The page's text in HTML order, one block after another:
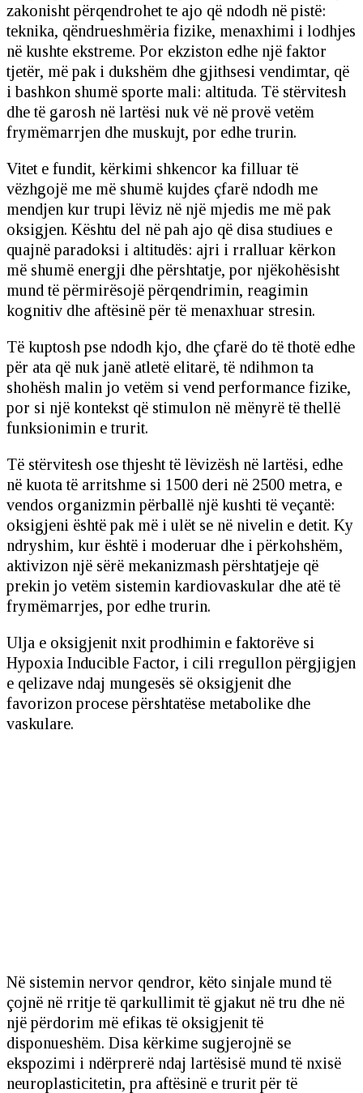
zakonisht përqendrohet te ajo që ndodh në pistë:
teknika, qëndrueshmëria fizike, menaxhimi i lodhjes
në kushte ekstreme. Por ekziston edhe një faktor
tjetër, më pak i dukshëm dhe gjithsesi vendimtar, që
i bashkon shumë sporte mali: altituda. Të stërvitesh
dhe të garosh në lartësi nuk vë në provë vetëm
frymëmarrjen dhe muskujt, por edhe trurin.
Vitet e fundit, kërkimi shkencor ka filluar të
vëzhgojë me më shumë kujdes çfarë ndodh me
mendjen kur trupi lëviz në një mjedis me më pak
oksigjen. Kështu del në pah ajo që disa studiues e
quajnë paradoksi i altitudës: ajri i rralluar kërkon
më shumë energji dhe përshtatje, por njëkohësisht
mund të përmirësojë përqendrimin, reagimin
kognitiv dhe aftësinë për të menaxhuar stresin.
Të kuptosh pse ndodh kjo, dhe çfarë do të thotë edhe
për ata që nuk janë atletë elitarë, të ndihmon ta
shohësh malin jo vetëm si vend performance fizike,
por si një kontekst që stimulon në mënyrë të thellë
funksionimin e trurit.
Të stërvitesh ose thjesht të lëvizësh në lartësi, edhe
në kuota të arritshme si 1500 deri në 2500 metra, e
vendos organizmin përballë një kushti të veçantë:
oksigjeni është pak më i ulët se në nivelin e detit. Ky
ndryshim, kur është i moderuar dhe i përkohshëm,
aktivizon një sërë mekanizmash përshtatjeje që
prekin jo vetëm sistemin kardiovaskular dhe atë të
frymëmarrjes, por edhe trurin.
Ulja e oksigjenit nxit prodhimin e faktorëve si
Hypoxia Inducible Factor, i cili rregullon përgjigjen
e qelizave ndaj mungesës së oksigjenit dhe
favorizon procese përshtatëse metabolike dhe
vaskulare.
Në sistemin nervor qendror, këto sinjale mund të
çojnë në rritje të qarkullimit të gjakut në tru dhe në
një përdorim më efikas të oksigjenit të
disponueshëm. Disa kërkime sugjerojnë se
ekspozimi i ndërprerë ndaj lartësisë mund të nxisë
neuroplasticitetin, pra aftësinë e trurit për të